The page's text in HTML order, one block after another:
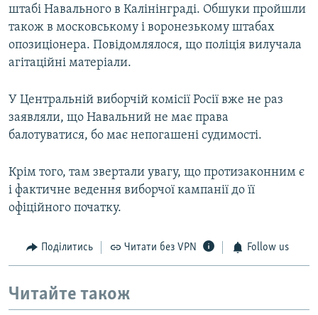
штабі Навального в Калінінграді. Обшуки пройшли
також в московському і воронезькому штабах
опозиціонера. Повідомлялося, що поліція вилучала
агітаційні матеріали.
У Центральній виборчій комісії Росії вже не раз
заявляли, що Навальний не має права
балотуватися, бо має непогашені судимості.
Крім того, там звертали увагу, що протизаконним є
і фактичне ведення виборчої кампанії до її
офіційного початку.
Поділитись Читати без VPN Follow us
Читайте також